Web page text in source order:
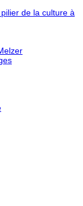
de la culture à